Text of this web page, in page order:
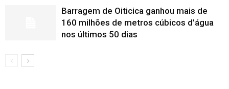
Barragem de Oiticica ganhou mais de
160 milhões de metros cúbicos d’água
nos últimos 50 dias